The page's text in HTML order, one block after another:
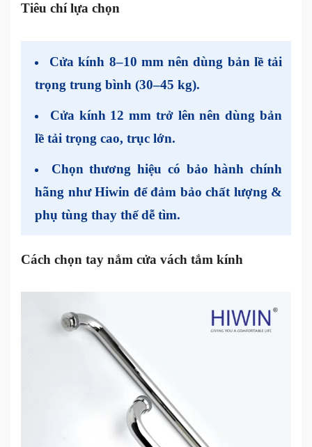
Tiêu chí lựa chọn
Cửa kính 8–10 mm nên dùng bản lề tải
trọng trung bình (30–45 kg).
Cửa kính 12 mm trở lên nên dùng bản
lề tải trọng cao, trục lớn.
Chọnthương hiệu có bảo hành chính
hãng như Hiwin để đảm bảo chất lượng &
phụ tùng thay thế dễ tìm.
Cách chọn tay nắm cửa vách tắm kính